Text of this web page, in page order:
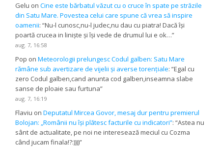
Gelu onCine este bărbatul văzut cu o cruce în spate pe străzile
din Satu Mare. Povestea celui care spune că vrea să inspire
oamenii: “Nu-l cunosc,nu-l judec,nu dau cu piatra! Dacă își
poartă crucea in liniște și își vede de drumul lui e ok…”
aug. 7, 16:58
Pop onMeteorologii prelungesc Codul galben: Satu Mare
rămâne sub avertizare de vijelii și averse torențiale: “Egal cu
zero Codul galben,cand anunta cod galben,inseamna slabe
sanse de ploaie sau furtuna”
aug. 7, 16:19
Flaviu onDeputatul Mircea Govor, mesaj dur pentru premierul
Bolojan: „Românii nu își plătesc facturile cu indicatori”: “Astea nu
sânt de actualitate, pe noi ne interesează meciul cu Cozma
când jucam finala!?:))))”